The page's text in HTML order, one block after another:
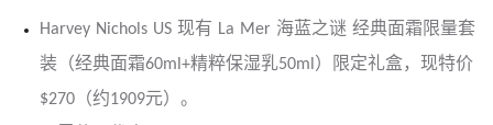
Harvey Nichols US 现有 La Mer 海蓝之谜 经典面霜限量套
装（经典面霜60ml+精粹保湿乳50ml）限定礼盒，现特价
$270（约1909元）。